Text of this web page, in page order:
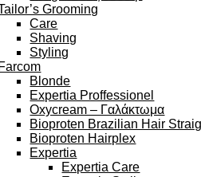
Grooming
Care
Shaving
Styling
Farcom
Blonde
Expertia Proffessionel
Oxycream – Γαλάκτωμα
Bioproten Brazilian Hair
Bioproten Hairplex
Expertia
Expertia Care